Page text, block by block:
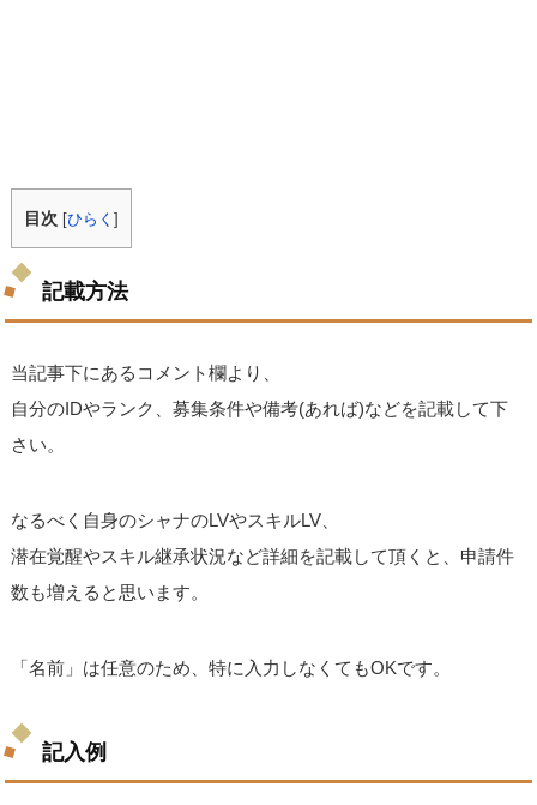
目次 [ひらく]
記載方法
当記事下にあるコメント欄より、
自分のIDやランク、募集条件や備考(あれば)などを記載して下
さい。
なるべく自身のシャナのLVやスキルLV、
潜在覚醒やスキル継承状況など詳細を記載して頂くと、申請件
数も増えると思います。
「名前」は任意のため、特に入力しなくてもOKです。
記入例